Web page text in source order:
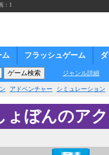
：1
ム フラッシュゲーム
ジャンル詳細
アドベンチャー シミュレーション
ょぼんのア